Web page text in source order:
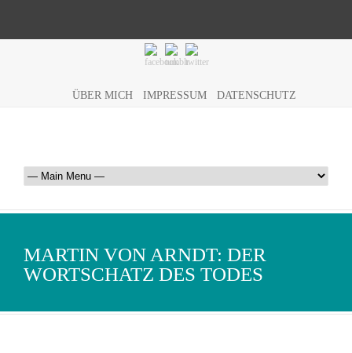
ÜBER MICH IMPRESSUM DATENSCHUTZ
MARTIN VON ARNDT: DER
WORTSCHATZ DES TODES